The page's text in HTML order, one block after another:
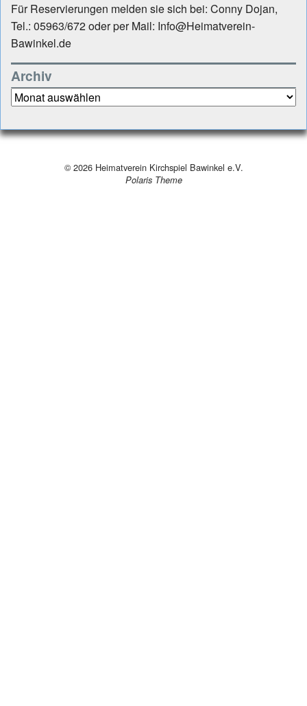
Für Reservierungen melden sie sich bei: Conny Dojan,
Tel.: 05963/672 oder per Mail: Info@Heimatverein-
Bawinkel.de
Archiv
Archiv
© 2026Heimatverein Kirchspiel Bawinkel e.V.
Polaris Theme